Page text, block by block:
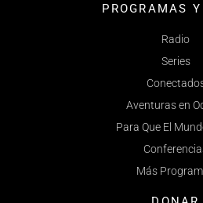
PROGRAMAS
Radio
Series
Aventuras en
Para Que El
Más